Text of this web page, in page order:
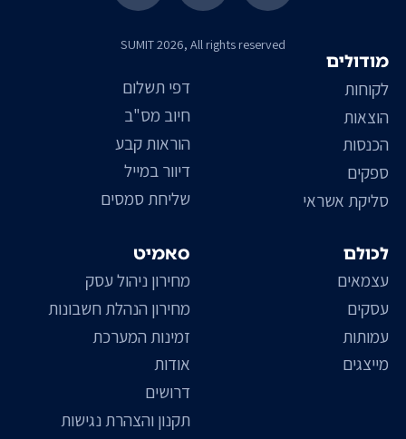
SUMIT 2026, All rights reserved
סאמיט
מחירון ניהול עסק
מחירון הנהלת חשבונות
זמינות המערכת
אודות
דרושים
תקנון והצהרת נגישות
דפי תשלום
חיוב מס"ב
הוראות קבע
דיוור במייל
שליחת סמסים
מודולים
לקוחות
הוצאות
הכנסות
ספקים
סליקת אשראי
לכולם
עצמאים
עסקים
עמותות
מייצגים